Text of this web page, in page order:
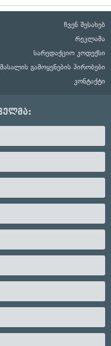
ჩვენ შესახებ
რეკლამა
სარედაქციო კოდექსი
მასალის გამოყენების პირობები
კონტაქტი